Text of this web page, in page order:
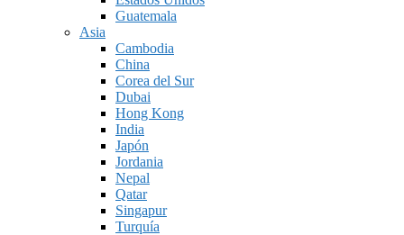
Guatemala
Asia
Cambodia
China
Corea del Sur
Dubai
Hong Kong
India
Japón
Jordania
Nepal
Qatar
Singapur
Turquía